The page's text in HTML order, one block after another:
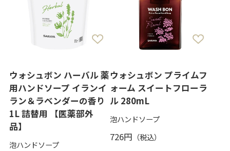
ウォシュボン ハーバル 薬
用ハンドソープ イランイ
ラン＆ラベンダーの香り
1L 詰替用 【医薬部外
品】
泡ハンドソープ
ウォシュボン プライムフ
ォーム スイートフローラ
ル 280mL
泡ハンドソープ
726円